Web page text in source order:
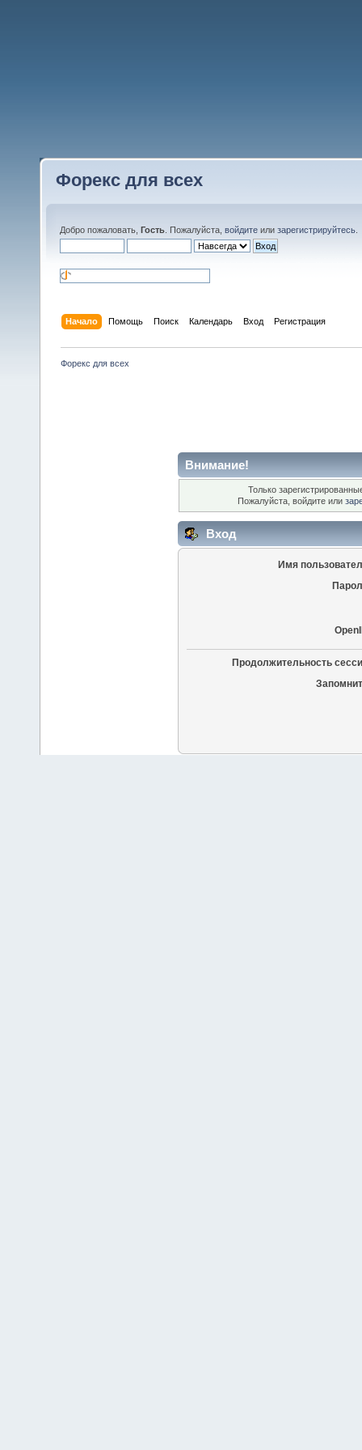
Форекс для всех
Добро пожаловать, Гость . Пожалуйста, войдите или зарегистрируйтесь
Начало Помощь Поиск Календарь Вход Регистрация
Форекс для всех
Внимание!
Только
Пожалуйста, войдите или
Вход
Имя
Продолжительность